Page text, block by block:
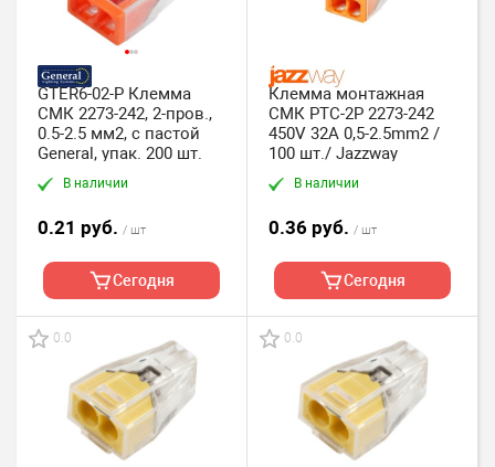
GTER6-02-P Клемма
СМК 2273-242, 2-пров.,
0.5-2.5 мм2, с пастой
General, упак. 200 шт.
В наличии
0.21 руб. / шт
Сегодня
Клемма монтажная
СМК PTC-2P 2273-242
450V 32A 0,5-2.5mm2 /
100 шт./ Jazzway
В наличии
0.36 руб. / шт
Сегодня
0.0 0.0